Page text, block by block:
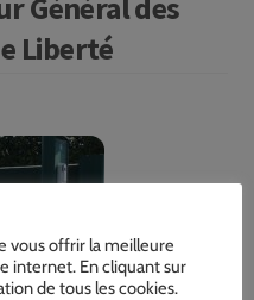
Général des
Liberté
vous offrir la meilleure
internet. En cliquant sur
de tous les cookies.